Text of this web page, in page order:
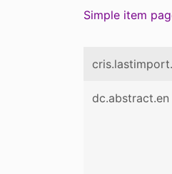
Simple item
dc.abstract.en